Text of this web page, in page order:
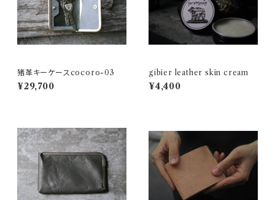
猪革キーケースcocoro-03
¥29,700
gibier leather skin cream
¥4,400